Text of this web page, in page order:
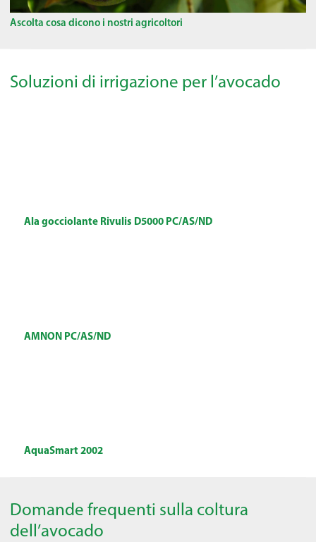
Ascolta cosa dicono i nostri agricoltori
Soluzioni di irrigazione per l’avocado
Ala gocciolante Rivulis D5000 PC/AS/ND
AMNON PC/AS/ND
AquaSmart 2002
Domande frequenti sulla coltura
dell’avocado